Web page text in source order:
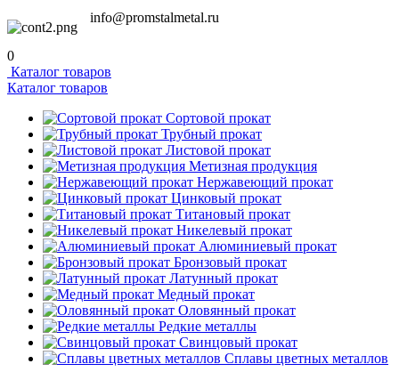
info@promstalmetal.ru
0
Каталог товаров
Каталог товаров
Сортовой прокат
Трубный прокат
Листовой прокат
Метизная продукция
Нержавеющий прокат
Цинковый прокат
Титановый прокат
Никелевый прокат
Алюминиевый прокат
Бронзовый прокат
Латунный прокат
Медный прокат
Оловянный прокат
Редкие металлы
Свинцовый прокат
Сплавы цветных металлов